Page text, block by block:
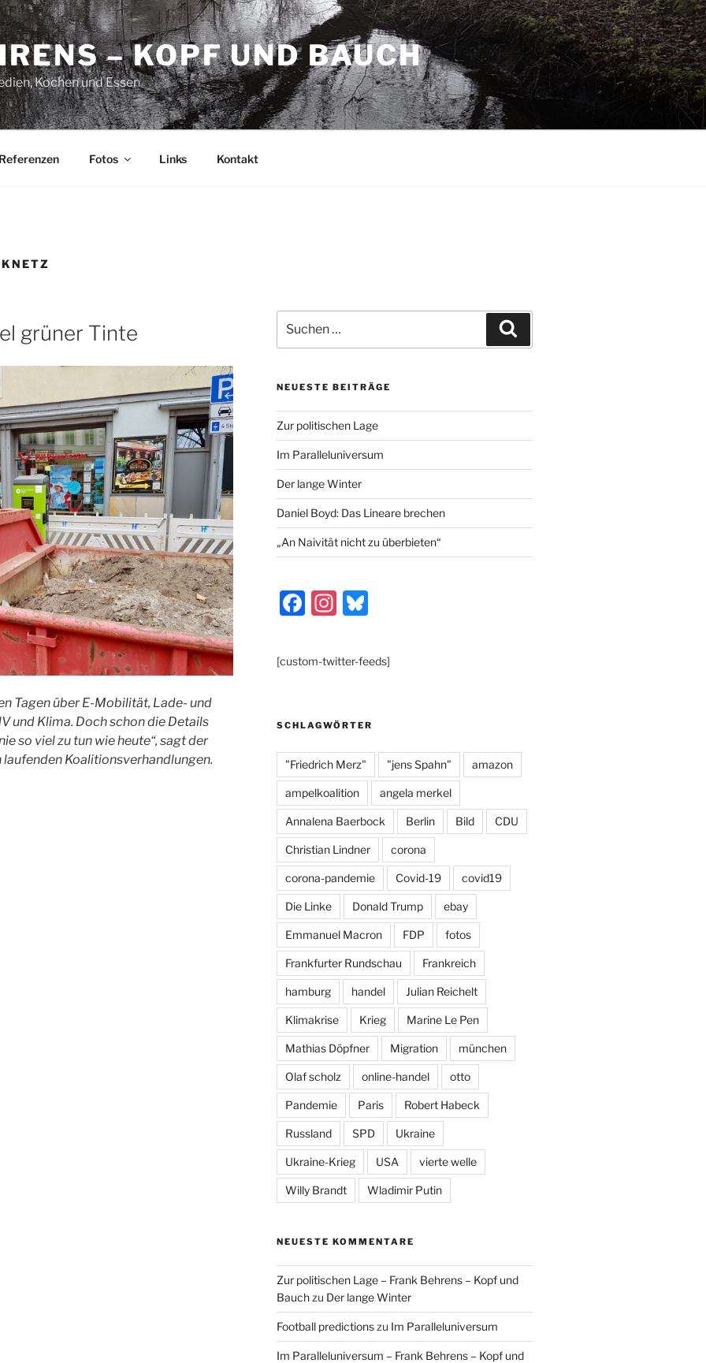
– KOPF UND BAUCH
Kochen und Essen
Referenzen Fotos Links Kontakt
grüner Tinte
Tagen über E-Mobilität, Lade- und
und Klima. Doch schon die Details
so viel zu tun wie heute“, sagt der
Koalitionsverhandlungen.
nach:
NEUESTE BEITRÄGE
Zur politischen Lage
Im Paralleluniversum
Der lange Winter
Daniel Boyd: Das Lineare brechen
„An Naivität nicht zu überbieten“
F
c
o
o
k
In
a
m
Bl
e
y
[custom-twitter-feeds]
SCHLAGWÖRTER
"Friedrich Merz" "jens Spahn" amazon
ampelkoalition angela merkel
Annalena Baerbock Berlin Bild CDU
Christian Lindner corona
corona-pandemie Covid-19 covid19
Die Linke Donald Trump ebay
Emmanuel Macron FDP fotos
Frankfurter Rundschau Frankreich
hamburg handel Julian Reichelt
Klimakrise Krieg Marine Le Pen
Mathias Döpfner Migration münchen
Olaf scholz online-handel otto
Pandemie Paris Robert Habeck
Russland SPD Ukraine
Ukraine-Krieg USA vierte welle
Willy Brandt Wladimir Putin
NEUESTE KOMMENTARE
Zur politischen Lage – Frank Behrens – Kopf und
Bauchzu Der lange Winter
Football predictionszu Im Paralleluniversum
Im Paralleluniversum – Frank Behrens – Kopf und